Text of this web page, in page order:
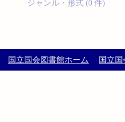
ジャンル・形式 (0 件)
国立国会図書館ホーム 国立